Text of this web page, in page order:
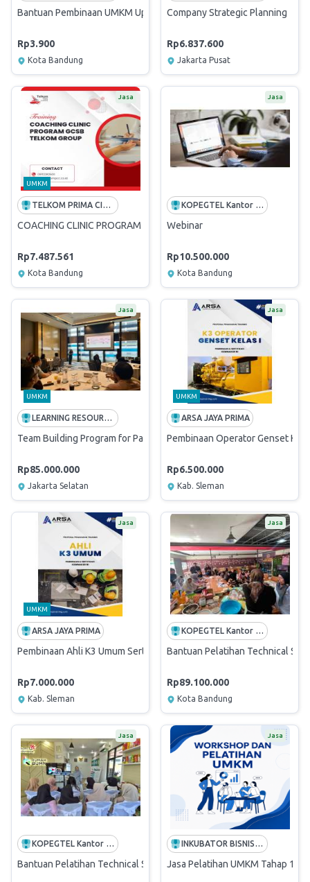
Bantuan Pembinaan UMKM Upgrading Kemasan Produk UMKM
Rp3.900
Kota Bandung
Company Strategic Planning
Rp6.837.600
Jakarta Pusat
Jasa
UMKM
TELKOM PRIMA CIPTA CERTIFIA
COACHING CLINIC PROGRAM GCSB TELKOM GROUP
Rp7.487.561
Kota Bandung
Jasa
KOPEGTEL Kantor Perusahaan
Webinar
Rp10.500.000
Kota Bandung
Jasa
UMKM
LEARNING RESOURCES
Team Building Program for Palo Alto Networks (Singapore Branch)
Rp85.000.000
Jakarta Selatan
Jasa
UMKM
ARSA JAYA PRIMA
Pembinaan Operator Genset
Rp6.500.000
Kab. Sleman
Jasa
UMKM
ARSA JAYA PRIMA
Pembinaan Ahli K3 Umum Sertifikasi KEMNAKER RI
Rp7.000.000
Kab. Sleman
Jasa
KOPEGTEL Kantor Perusahaan
Bantuan Pelatihan Technical
Rp89.100.000
Kota Bandung
Jasa
KOPEGTEL Kantor Perusahaan
Bantuan Pelatihan Technical Skill dan Digitalisasi untuk UMKM
Jasa
INKUBATOR BISNIS INSTITUT ASIA MALANG
Jasa Pelatihan UMKM Tahap 1